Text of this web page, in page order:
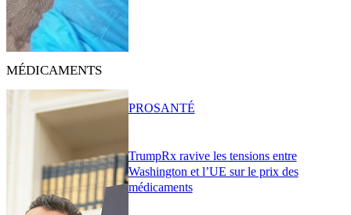
MÉDICAMENTS
TrumpRx ravive les tensions entre
Washington et l’UE sur le prix des
médicaments
PROSANTÉ